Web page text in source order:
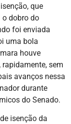
que
dobro do
foi enviada
uma bola
houve
sem
avanços nessa
durante
do Senado.
isenção da